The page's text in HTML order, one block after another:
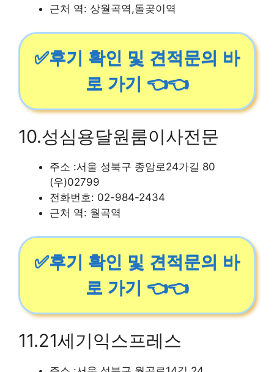
근처 역: 상월곡역,돌곶이역
✅후기 확인 및 견적문의 바
로 가기 👈👈
10.성심용달원룸이사전문
주소 :서울 성북구 종암로24가길 80
(우)02799
전화번호: 02-984-2434
근처 역: 월곡역
✅후기 확인 및 견적문의 바
로 가기 👈👈
11.21세기익스프레스